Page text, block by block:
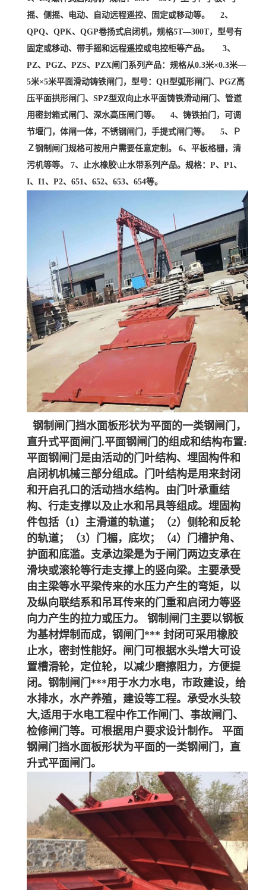
摇、侧摇、电动、自动远程遥控、固定或移动等。 2、
QPQ、QPK、QGP卷扬式启闭机，规格5T—300T，型号有
固定或移动、带手摇和远程遥控或电控柜等产品。 3、
PZ、PGZ、PZS、PZX闸门系列产品：规格从0.3米×0.3米—
5米×5米平面滑动铸铁闸门，型号：QH型弧形闸门、PGZ高
压平面拱形闸门、SPZ型双向止水平面铸铁滑动闸门、管道
用密封箱式闸门、深水高压闸门等。 4、铸铁拍门，可调
节堰门，体闸一体，不锈钢闸门，手提式闸门等。 5、Ｐ
Ｚ钢制闸门规格可按用户需要任意定制。 6、平板格栅，清
污机等等。 7、止水橡胶\止水带系列产品。规格：P、P1、
I、I1、P2、651、652、653、654等。
钢制闸门挡水面板形状为平面的一类钢闸门，
直升式平面闸门.平面钢闸门的组成和结构布置:
平面钢闸门是由活动的门叶结构、埋固构件和
启闭机机械三部分组成。门叶结构是用来封闭
和开启孔口的活动挡水结构。由门叶承重结
构、行走支撑以及止水和吊具等组成。埋固构
件包括（1）主滑道的轨道；（2）侧轮和反轮
的轨道；（3）门楣，底坎；（4）门槽护角、
护面和底滥。支承边梁是为于闸门两边支承在
滑块或滚轮等行走支撑上的竖向梁。主要承受
由主梁等水平梁传来的水压力产生的弯矩，以
及纵向联结系和吊耳传来的门重和启闭力等竖
向力产生的拉力或压力。 钢制闸门主要以钢板
为基材焊制而成，钢闸门*** 封闭可采用橡胶
止水，密封性能好。闸门可根据水头增大可设
置槽滑轮，定位轮，以减少磨擦阻力，方便提
闭。钢制闸门***用于水力水电，市政建设，给
水排水，水产养殖，建设等工程。承受水头较
大,适用于水电工程中作工作闸门、事故闸门、
检修闸门等。可根据用户要求设计制作。 平面
钢闸门挡水面板形状为平面的一类钢闸门，直
升式平面闸门。